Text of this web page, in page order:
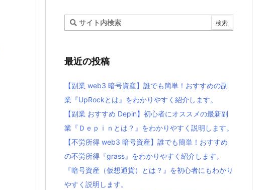
最近の投稿
【副業 web3 暗号資産】誰でも簡単！おすすめの副
業『UpRockとは』をわかりやすく紹介します。
【副業 おすすめ Depin】初心者にオススメの最新副
業『Ｄｅｐｉｎとは？』をわかりやすく説明します。
【不労所得 web3 暗号資産】誰でも簡単！おすすめ
の不労所得『grass』をわかりやすく紹介します。
『暗号資産（仮想通貨）とは？』を初心者にもわかり
やすく説明します。